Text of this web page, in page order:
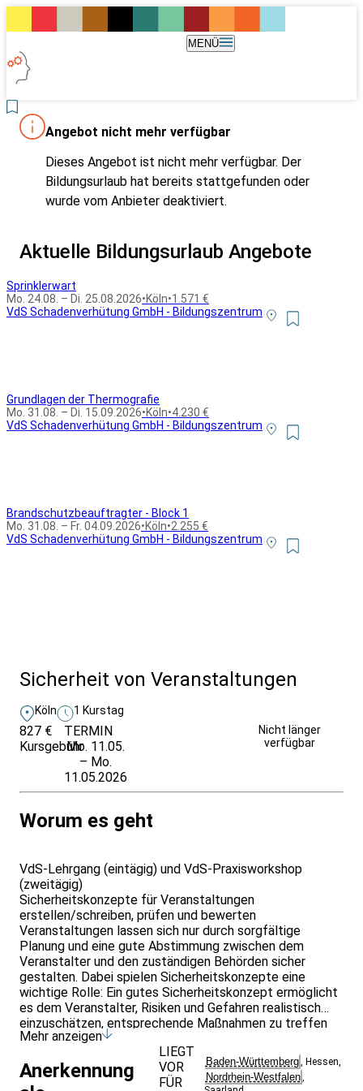
MENÜ
Angebot nicht mehr verfügbar
Dieses Angebot ist nicht mehr verfügbar. Der
Bildungsurlaub hat bereits stattgefunden oder
wurde vom Anbieter deaktiviert.
Aktuelle Bildungsurlaub Angebote
Sprinklerwart
Mo. 24.08. – Di. 25.08.2026•Köln•1.571 €
VdS Schadenverhütung GmbH - Bildungszentrum
Grundlagen der Thermografie
Mo. 31.08. – Di. 15.09.2026•Köln•4.230 €
VdS Schadenverhütung GmbH - Bildungszentrum
Brandschutzbeauftragter - Block 1
Mo. 31.08. – Fr. 04.09.2026•Köln•2.255 €
VdS Schadenverhütung GmbH - Bildungszentrum
Sicherheit von Veranstaltungen
Köln 1 Kurstag
827 €
Kursgebühr
TERMIN
Mo. 11.05.
– Mo.
11.05.2026
Nicht länger
verfügbar
Worum es geht
VdS-Lehrgang (eintägig) und VdS-Praxisworkshop
(zweitägig)
Sicherheitskonzepte für Veranstaltungen
erstellen/schreiben, prüfen und bewerten
Veranstaltungen lassen sich nur durch sorgfältige
Planung und eine gute Abstimmung zwischen dem
Veranstalter und den zuständigen Behörden sicher
gestalten. Dabei spielen Sicherheitskonzepte eine
wichtige Rolle: Ein gutes Sicherheitskonzept ermöglicht
es dem Veranstalter, Risiken und Gefahren realistisch
einzuschätzen, entsprechende Maßnahmen zu treffen
und für alle Beteiligten transparent zu dokumentieren.
Auch Sicherheitsbehörden und Versicherer haben ein
großes Interesse daran, dass Veranstaltungen sicher
verlaufen. Oft sprechen die verschiedenen Gruppen
Mehr anzeigen
Anerkennung
LIEGT
VOR
FÜR
Baden-Württemberg Hessen
Nordrhein-Westfalen